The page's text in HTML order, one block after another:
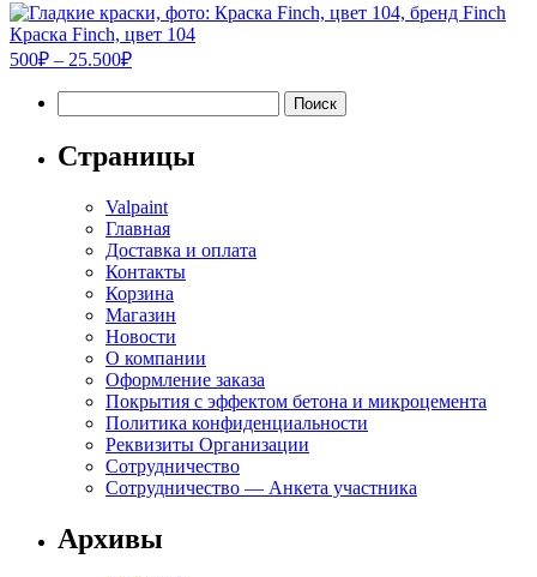
цен:
500₽
–
Краска Finch, цвет 104
500₽ – 25.500₽Диапазон
25.500₽
Страницы
Valpaint
Главная
Доставка и оплата
Контакты
Корзина
Магазин
Новости
О компании
Оформление заказа
Покрытия с эффектом бетона и микроцемента
Политика конфиденциальности
Реквизиты Организации
Сотрудничество
Сотрудничество — Анкета участника
Архивы